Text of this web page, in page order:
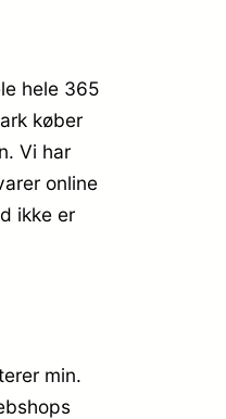
hele 365
køber
Vi har
online
ikke er
min.